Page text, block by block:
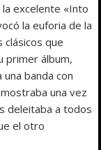
excelente «Into
la euforia de la
clásicos que
primer álbum,
banda con
una vez
deleitaba a todos
el otro